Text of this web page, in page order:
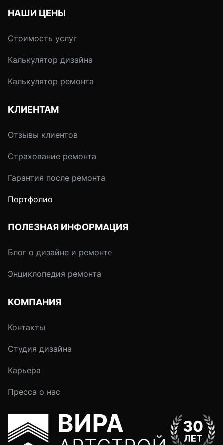
НАШИ ЦЕНЫ
Стоимость услуг
Калькулятор дизайна
Калькулятор ремонта
КЛИЕНТАМ
Отзывы клиентов
Страхование ремонта
Гарантия после ремонта
Портфолио
ПОЛЕЗНАЯ ИНФОРМАЦИЯ
Блог о дизайне и ремонте
Энциклопедия ремонта
КОМПАНИЯ
Контакты
Студия дизайна
Карьера
Пресса о нас